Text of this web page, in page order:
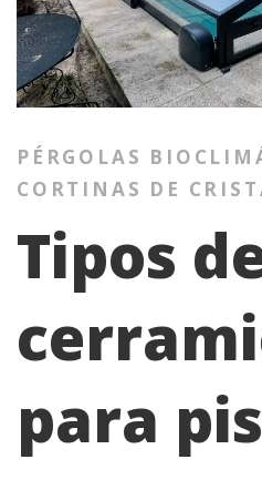
PÉRGOLAS
CORTINAS DE
Tipos
para